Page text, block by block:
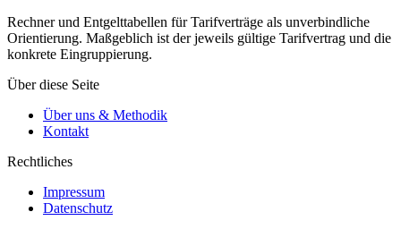
Rechner und Entgelttabellen für Tarifverträge als unverbindliche
Orientierung. Maßgeblich ist der jeweils gültige Tarifvertrag und die
konkrete Eingruppierung.
Über diese Seite
Über uns & Methodik
Kontakt
Rechtliches
Impressum
Datenschutz